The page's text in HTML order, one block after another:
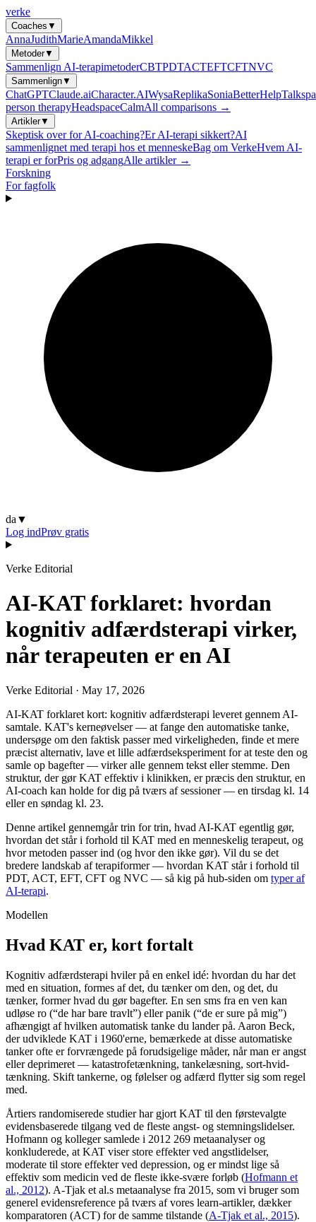
verke
Coaches ▼
AnnaJudithMarieAmandaMikkel
Metoder▼
Sammenlign AI-terapimetoderCBTPDTACTEFTCFTNVC
Sammenlign▼
ChatGPTClaude.aiCharacter.AIWysaReplikaSoniaBetterHelp
person therapyHeadspaceCalmAll comparisons →
Artikler▼
Skeptisk over for AI-coaching?Er AI-terapi sikkert?AI
sammenlignet med terapi hos et menneskeBag om VerkeHvem AI-
terapi er forPris og adgangAlle artikler →
Forskning
For fagfolk
da ▼
Log indPrøv gratis
Verke Editorial
AI-KAT forklaret: hvordan
kognitiv adfærdsterapi virker,
når terapeuten er en AI
Verke Editorial · May 17, 2026
AI-KAT forklaret kort: kognitiv adfærdsterapi leveret gennem AI-
samtale. KAT's kerneøvelser — at fange den automatiske tanke,
undersøge om den faktisk passer med virkeligheden, finde et mere
præcist alternativ, lave et lille adfærdseksperiment for at teste den og
samle op bagefter — virker alle gennem tekst eller stemme. Den
struktur, der gør KAT effektiv i klinikken, er præcis den struktur, en
AI-coach kan holde for dig på tværs af sessioner — en tirsdag kl. 14
eller en søndag kl. 23.
Denne artikel gennemgår trin for trin, hvad AI-KAT egentlig gør,
hvordan det står i forhold til KAT med en menneskelig terapeut, og
hvor metoden passer ind (og hvor den ikke gør). Vil du se det
bredere landskab af terapiformer — hvordan KAT står i forhold til
PDT, ACT, EFT, CFT og NVC — så kig på hub-siden om typer af
AI-terapi.
Modellen
Hvad KAT er, kort fortalt
Kognitiv adfærdsterapi hviler på en enkel idé: hvordan du har det
med en situation, formes af det, du tænker om den, og det, du
tænker, former hvad du gør bagefter. En sen sms fra en ven kan
udløse ro (“de har bare travlt”) eller panik (“de er sure på mig”)
afhængigt af hvilken automatisk tanke du lander på. Aaron Beck,
der udviklede KAT i 1960'erne, bemærkede at disse automatiske
tanker ofte er forvrængede på forudsigelige måder, når man er angst
eller deprimeret — katastrofetænkning, tankelæsning, sort-hvid-
tænkning. Skift tankerne, og følelser og adfærd flytter sig som regel
med.
Årtiers randomiserede studier har gjort KAT til den førstevalgte
evidensbaserede tilgang ved de fleste angst- og stemningslidelser.
Hofmann og kolleger samlede i 2012 269 metaanalyser og
konkluderede, at KAT viser store effekter ved angstlidelser,
moderate til store effekter ved depression, og er mindst lige så
effektiv som medicin ved de fleste ikke-svære forløb (Hofmann et
al., 2012). A-Tjak et al.s metaanalyse fra 2015, som vi bruger som
generel evidensreference på tværs af vores learn-artikler, dækker
komparatoren (ACT) for de samme tilstande (A-Tjak et al., 2015).